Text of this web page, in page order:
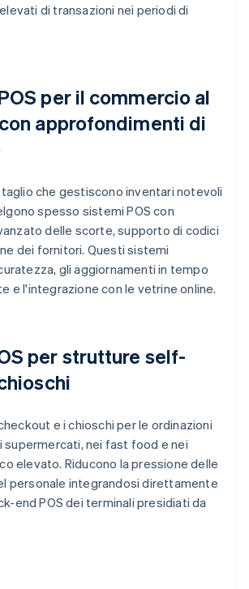
di transazioni nei periodi di
per il commercio al
approfondimenti di
che gestiscono inventari notevoli
spesso sistemi POS con
delle scorte, supporto di codici
dei fornitori. Questi sistemi
gli aggiornamenti in tempo
e l'integrazione con le vetrine online.
per strutture self-
e i chioschi per le ordinazioni
supermercati, nei fast food e nei
elevato. Riducono la pressione delle
personale integrandosi direttamente
end POS dei terminali presidiati da